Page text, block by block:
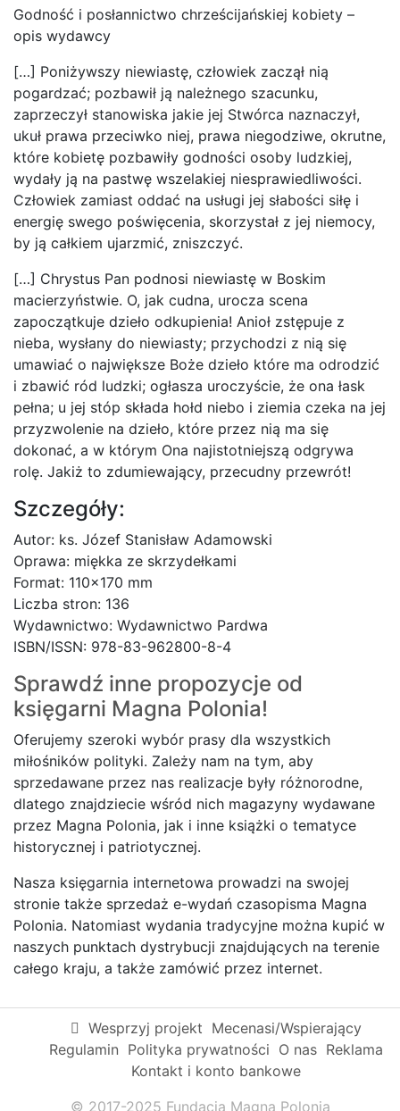
Godność i posłannictwo chrześcijańskiej kobiety –
opis wydawcy
[…] Poniżywszy niewiastę, człowiek zaczął nią
pogardzać; pozbawił ją należnego szacunku,
zaprzeczył stanowiska jakie jej Stwórca naznaczył,
ukuł prawa przeciwko niej, prawa niegodziwe, okrutne,
które kobietę pozbawiły godności osoby ludzkiej,
wydały ją na pastwę wszelakiej niesprawiedliwości.
Człowiek zamiast oddać na usługi jej słabości siłę i
energię swego poświęcenia, skorzystał z jej niemocy,
by ją całkiem ujarzmić, zniszczyć.
[…] Chrystus Pan podnosi niewiastę w Boskim
macierzyństwie. O, jak cudna, urocza scena
zapoczątkuje dzieło odkupienia! Anioł zstępuje z
nieba, wysłany do niewiasty; przychodzi z nią się
umawiać o największe Boże dzieło które ma odrodzić
i zbawić ród ludzki; ogłasza uroczyście, że ona łask
pełna; u jej stóp składa hołd niebo i ziemia czeka na jej
przyzwolenie na dzieło, które przez nią ma się
dokonać, a w którym Ona najistotniejszą odgrywa
rolę. Jakiż to zdumiewający, przecudny przewrót!
Szczegóły:
Autor: ks. Józef Stanisław Adamowski
Oprawa: miękka ze skrzydełkami
Format: 110×170 mm
Liczba stron: 136
Wydawnictwo: Wydawnictwo Pardwa
ISBN/ISSN: 978-83-962800-8-4
Sprawdź inne propozycje od
księgarni Magna Polonia!
Oferujemy szeroki wybór prasy dla wszystkich
miłośników polityki. Zależy nam na tym, aby
sprzedawane przez nas realizacje były różnorodne,
dlatego znajdziecie wśród nich magazyny wydawane
przez Magna Polonia, jak i inne książki o tematyce
historycznej i patriotycznej.
Nasza księgarnia internetowa prowadzi na swojej
stronie także sprzedaż e-wydań czasopisma Magna
Polonia. Natomiast wydania tradycyjne można kupić w
naszych punktach dystrybucji znajdujących na terenie
całego kraju, a także zamówić przez internet.
Wesprzyj projekt Mecenasi/Wspierający
Regulamin Polityka prywatności O nas Reklama
Kontakt i konto bankowe
© 2017-2025 Fundacja Magna Polonia